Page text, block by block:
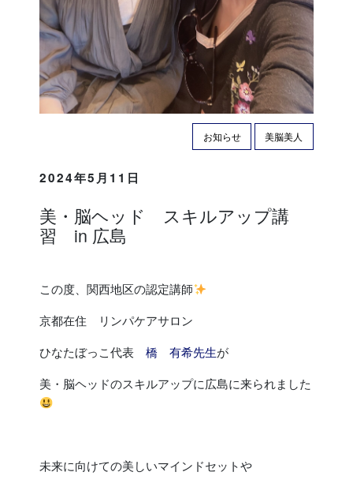
お知らせ 美脳美人
2024年5月11日
美・脳ヘッド スキルアップ講
習 in 広島
この度、関西地区の認定講師
京都在住 リンパケアサロン
ひなたぼっこ代表橋 有希先生が
美・脳ヘッドのスキルアップに広島に来られました
未来に向けての美しいマインドセットや